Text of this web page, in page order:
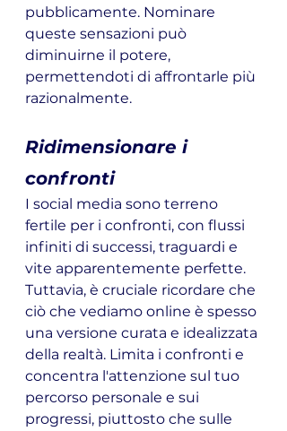
pubblicamente. Nominare
queste sensazioni può
diminuirne il potere,
permettendoti di affrontarle più
razionalmente.
Ridimensionare i
confronti
I social media sono terreno
fertile per i confronti, con flussi
infiniti di successi, traguardi e
vite apparentemente perfette.
Tuttavia, è cruciale ricordare che
ciò che vediamo online è spesso
una versione curata e idealizzata
della realtà. Limita i confronti e
concentra l'attenzione sul tuo
percorso personale e sui
progressi, piuttosto che sulle